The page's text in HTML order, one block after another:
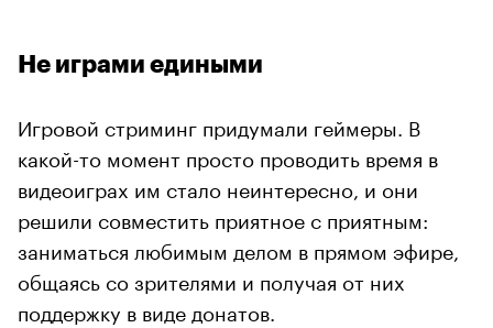
Не играми едиными
Игровой стриминг придумали геймеры. В
какой-то момент просто проводить время в
видеоиграх им стало неинтересно, и они
решили совместить приятное с приятным:
заниматься любимым делом в прямом эфире,
общаясь со зрителями и получая от них
поддержку в виде донатов.